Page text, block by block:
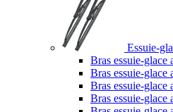
Essuie-
Bras essuie-glace
Bras essuie-glace
Bras essuie-glace
Bras essuie-glace